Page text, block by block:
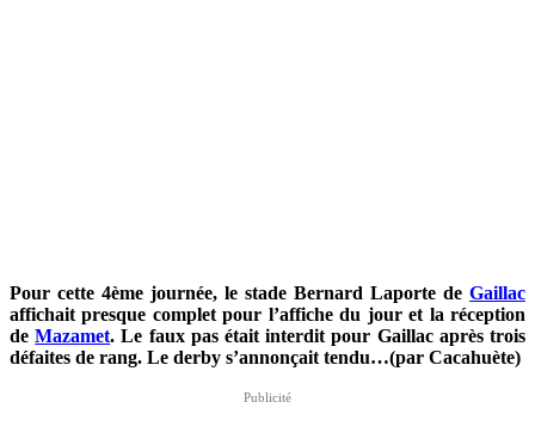
Pour cette 4ème journée, le stade Bernard Laporte de Gaillac
affichait presque complet pour l’affiche du jour et la réception
deMazamet. Le faux pas était interdit pour Gaillac après trois
défaites de rang. Le derby s’annonçait tendu…(par Cacahuète)